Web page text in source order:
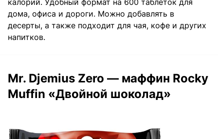
дома, офиса и дороги. Можно добавлять в
десерты, а также подходит для чая, кофе и других
напитков.
Mr. Djemius Zero — маффин Rocky
Muffin «Двойной шоколад»